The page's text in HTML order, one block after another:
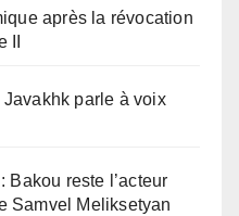
après la révocation
parle à voix
Bakou reste l’acteur
Samvel Meliksetyan